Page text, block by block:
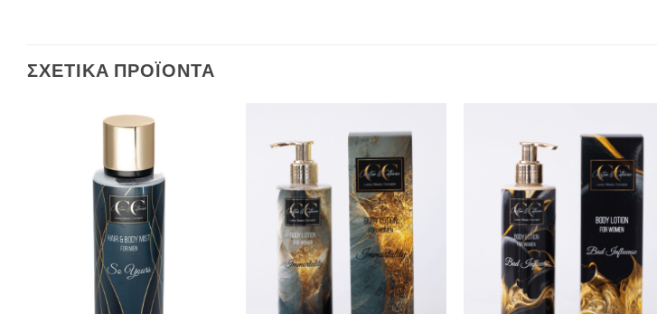
ΣΧΕΤΙΚΆ ΠΡΟΪΌΝΤΑ